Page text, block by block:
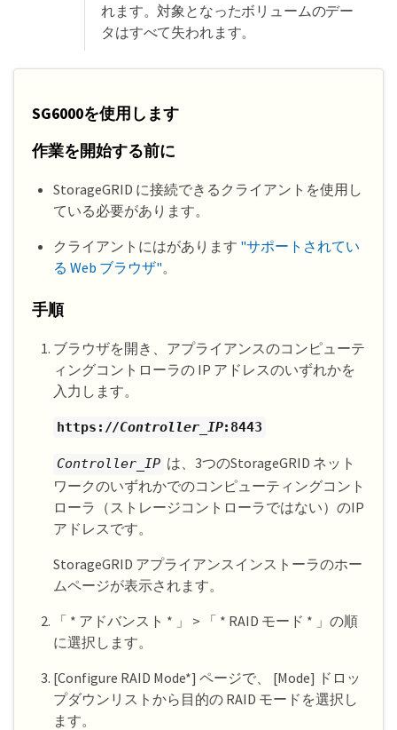
れます。対象となったボリュームのデー
タはすべて失われます。
SG6000を使用します
作業を開始する前に
StorageGRID に接続できるクライアントを使用し
ている必要があります。
クライアントにはがあります "サポートされてい
る Web ブラウザ"。
手順
ブラウザを開き、アプライアンスのコンピューテ
ィングコントローラの IP アドレスのいずれかを
入力します。
https://Controller_IP:8443
Controller_IP は、3つのStorageGRID ネット
ワークのいずれかでのコンピューティングコント
ローラ（ストレージコントローラではない）のIP
アドレスです。
StorageGRID アプライアンスインストーラのホー
ムページが表示されます。
「 * アドバンスト * 」 > 「 * RAID モード * 」の順
に選択します。
[Configure RAID Mode*] ページで、 [Mode] ドロッ
プダウンリストから目的の RAID モードを選択し
ます。